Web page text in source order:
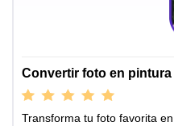
Convertir foto en
Transforma tu foto favorita